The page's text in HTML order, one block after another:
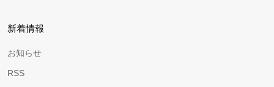
新着情報
お知らせ
RSS